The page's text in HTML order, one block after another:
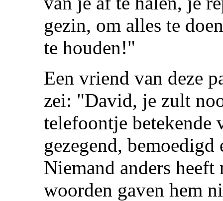
gezin, om alles te
te houden!"
Een vriend van deze
zei: "David, je zult
telefoontje
gezegend,
Niemand anders heeft
woorden gaven hem